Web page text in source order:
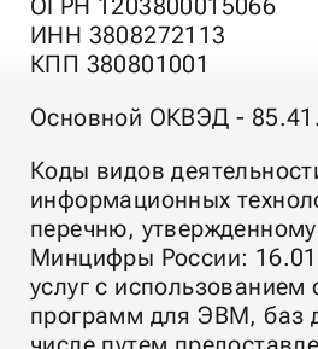
ОГРН 1203800015066
ИНН 3808272113
КПП 380801001
Основной ОКВЭД -
Коды видов
информационных
перечню,
Минцифры России:
услуг с использованием
программ для ЭВМ, баз